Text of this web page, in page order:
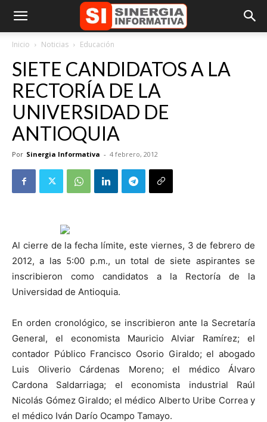
Inicio Noticias Educación
SIETE CANDIDATOS A LA
RECTORÍA DE LA
UNIVERSIDAD DE
ANTIOQUIA
Por Sinergia Informativa - 4 febrero, 2012
Al cierre de la fecha límite, este viernes, 3 de febrero de
2012, a las 5:00 p.m., un total de siete aspirantes se
inscribieron como candidatos a la Rectoría de la
Universidad de Antioquia.
En orden cronológico, se inscribieron ante la Secretaría
General, el economista Mauricio Alviar Ramírez; el
contador Público Francisco Osorio Giraldo; el abogado
Luis Oliverio Cárdenas Moreno; el médico Álvaro
Cardona Saldarriaga; el economista industrial Raúl
Nicolás Gómez Giraldo; el médico Alberto Uribe Correa y
el médico Iván Darío Ocampo Tamayo.